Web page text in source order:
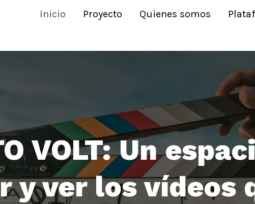
Inicio Proyecto Quienes somos
VOLT: Un
y ver los vídeos